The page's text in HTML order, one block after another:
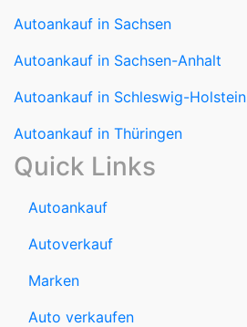
Autoankauf in Sachsen
Autoankauf in Sachsen-Anhalt
Autoankauf in Schleswig-Holstein
Autoankauf in Thüringen
Quick Links
Autoankauf
Autoverkauf
Marken
Auto verkaufen